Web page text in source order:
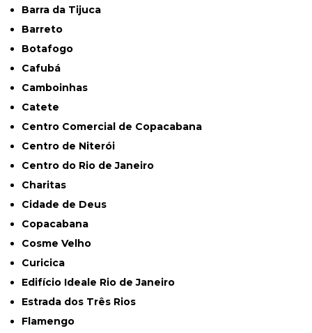
Barra da Tijuca
Barreto
Botafogo
Cafubá
Camboinhas
Catete
Centro Comercial de Copacabana
Centro de Niterói
Centro do Rio de Janeiro
Charitas
Cidade de Deus
Copacabana
Cosme Velho
Curicica
Edifício Ideale Rio de Janeiro
Estrada dos Três Rios
Flamengo